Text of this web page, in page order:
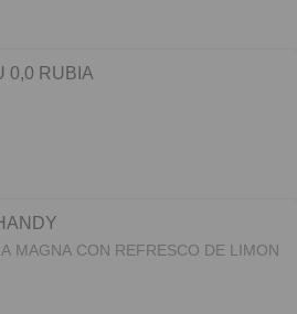
0,0 RUBIA
MAGNA CON REFRESCO DE LIMON